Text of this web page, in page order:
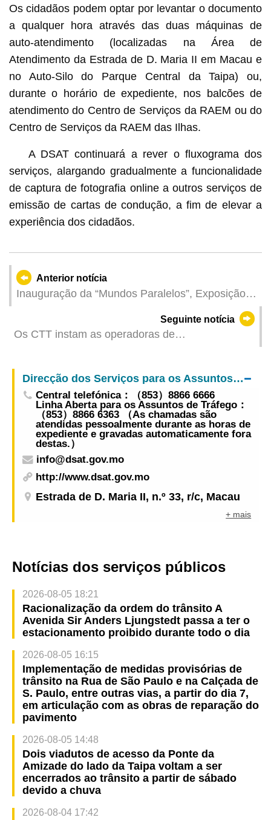
Os cidadãos podem optar por levantar o documento
a qualquer hora através das duas máquinas de
auto-atendimento (localizadas na Área de
Atendimento da Estrada de D. Maria II em Macau e
no Auto-Silo do Parque Central da Taipa) ou,
durante o horário de expediente, nos balcões de
atendimento do Centro de Serviços da RAEM ou do
Centro de Serviços da RAEM das Ilhas.
A DSAT continuará a rever o fluxograma dos
serviços, alargando gradualmente a funcionalidade
de captura de fotografia online a outros serviços de
emissão de cartas de condução, a fim de elevar a
experiência dos cidadãos.
Anterior notícia
Inauguração da “Mundos Paralelos”, Exposição
de Arquitectura La Biennale di Venezia na Itália
Seguinte notícia
Os CTT instam as operadoras de
trabalhos relativos à cessação da rede 3G
Direcção dos Serviços para os Assuntos de Tráfego
Central telefónica：（853）8866 6666
Linha Aberta para os Assuntos de Tráfego：
（853）8866 6363 （As chamadas são
atendidas pessoalmente durante as horas de
expediente e gravadas automaticamente fora
destas.）
info@dsat.gov.mo
http://www.dsat.gov.mo
Estrada de D. Maria II, n.º 33, r/c, Macau
+ mais
Notícias dos serviços públicos
2026-08-05 18:21
Racionalização da ordem do trânsito A
Avenida Sir Anders Ljungstedt passa a ter o
estacionamento proibido durante todo o dia
2026-08-05 16:15
Implementação de medidas provisórias de
trânsito na Rua de São Paulo e na Calçada de
S. Paulo, entre outras vias, a partir do dia 7,
em articulação com as obras de reparação do
pavimento
2026-08-05 14:48
Dois viadutos de acesso da Ponte da
Amizade do lado da Taipa voltam a ser
encerrados ao trânsito a partir de sábado
devido a chuva
2026-08-04 17:42